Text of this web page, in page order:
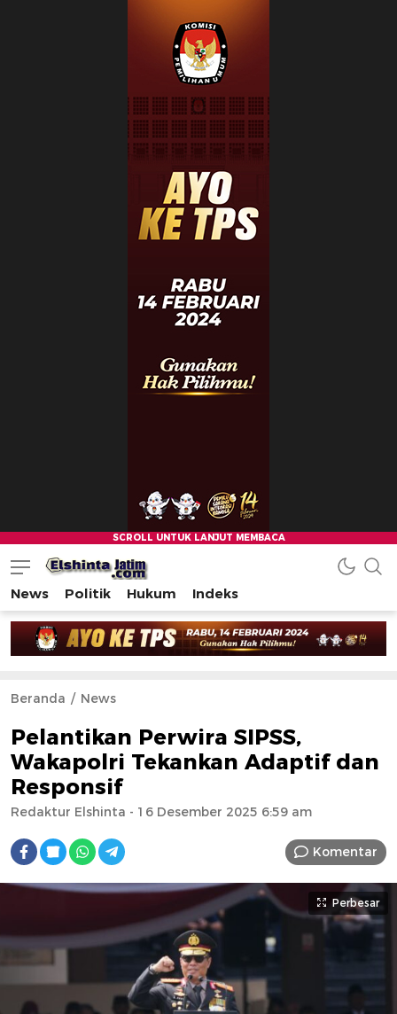
News Politik Hukum Indeks
Beranda News
Pelantikan Perwira SIPSS,
Wakapolri Tekankan Adaptif dan
Responsif
Redaktur Elshinta - 16 Desember 2025 6:59 am
Komentar
Perbesar